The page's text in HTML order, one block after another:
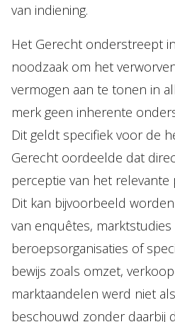
van indiening.
Het Gerecht onderstreept
noodzaak om het
vermogen aan te tonen in
merk geen inherente
Dit geldt specifiek voor de
Gerecht oordeelde dat
perceptie van het relevante
Dit kan bijvoorbeeld
van enquêtes,
beroepsorganisaties of
bewijs zoals omzet,
marktaandelen werd niet
beschouwd zonder daarbij